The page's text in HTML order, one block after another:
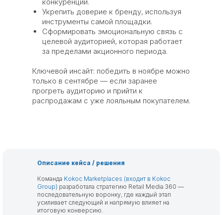
Укрепить доверие к бренду, используя
инструменты самой площадки.
Сформировать эмоциональную связь с
целевой аудиторией, которая работает
за пределами акционного периода.
Ключевой инсайт: победить в ноябре можно
только в сентябре — если заранее
прогреть аудиторию и прийти к
распродажам с уже лояльным покупателем.
Описание кейса / решения
Команда Kokoc Marketplaces (входит в Kokoc
Group) разработала стратегию Retail Media 360 —
последовательную воронку, где каждый этап
усиливает следующий и напрямую влияет на
итоговую конверсию.